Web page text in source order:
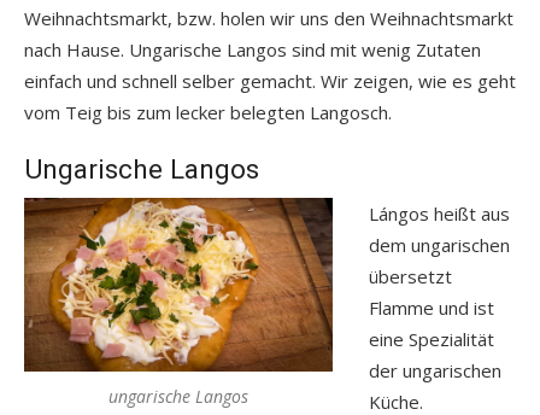
Weihnachtsmarkt, bzw. holen wir uns den Weihnachtsmarkt
nach Hause. Ungarische Langos sind mit wenig Zutaten
einfach und schnell selber gemacht. Wir zeigen, wie es geht
vom Teig bis zum lecker belegten Langosch.
Ungarische Langos
ungarische Langos
Lángos heißt aus
dem ungarischen
übersetzt
Flamme und ist
eine Spezialität
der ungarischen
Küche.